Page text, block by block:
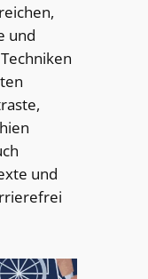
und
und